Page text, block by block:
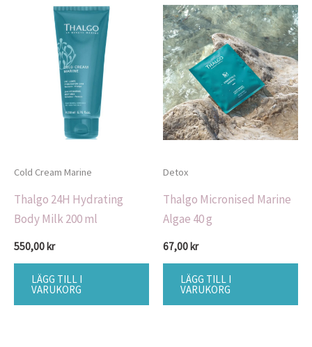
Cold Cream Marine
Thalgo 24H Hydrating
Body Milk 200 ml
550,00 kr
LÄGG TILL I
VARUKORG
Detox
Thalgo Micronised Marine
Algae 40 g
67,00 kr
LÄGG TILL I
VARUKORG